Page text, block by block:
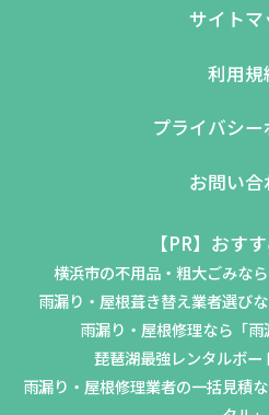
サイトマ
利用規
プライバシ
お問い合
【PR】おす
横浜市の不用品・粗大ごみな
雨漏り・屋根葺き替え業者選び
雨漏り・屋根修理なら「雨
琵琶湖最強レンタルボー
雨漏り・屋根修理業者の一括見積